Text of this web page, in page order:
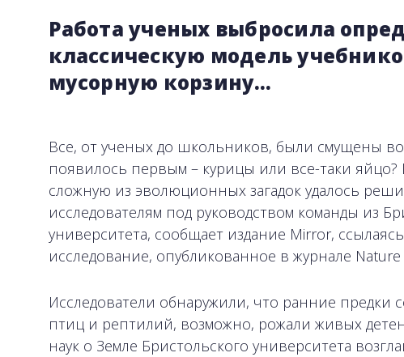
Работа ученых выбросила
классическую модель
мусорную корзину…
Все, от ученых до школьников, были смущены
появилось первым – курицы или все-таки яйцо?
сложную из эволюционных загадок удалось
исследователям под руководством команды из
университета, сообщает издание Mirror,
исследование, опубликованное в журнале Nature
Исследователи обнаружили, что ранние предки
птиц и рептилий, возможно, рожали живых
наук о Земле Бристольского университета